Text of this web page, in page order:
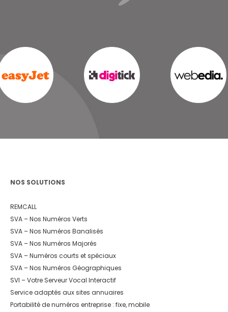
NOS SOLUTIONS
REMCALL
SVA – Nos Numéros Verts
SVA – Nos Numéros Banalisés
SVA – Nos Numéros Majorés
SVA – Numéros courts et spéciaux
SVA – Nos Numéros Géographiques
SVI – Votre Serveur Vocal Interactif
Service adaptés aux sites annuaires
Portabilité de numéros entreprise : fixe, mobile